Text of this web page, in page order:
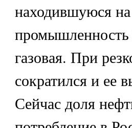
находившуюся
промышленность
газовая. При
сократился и ее
Сейчас доля